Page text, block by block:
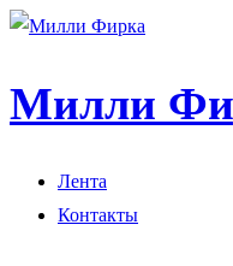
Милли
Лента
Контакты